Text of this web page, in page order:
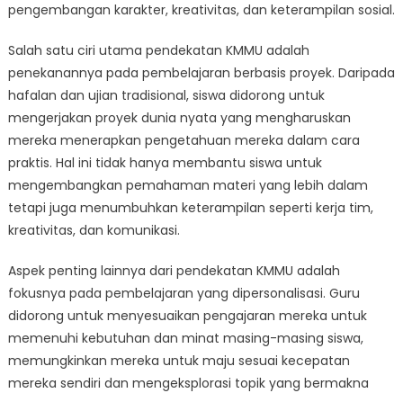
pengembangan karakter, kreativitas, dan keterampilan sosial.
Salah satu ciri utama pendekatan KMMU adalah
penekanannya pada pembelajaran berbasis proyek. Daripada
hafalan dan ujian tradisional, siswa didorong untuk
mengerjakan proyek dunia nyata yang mengharuskan
mereka menerapkan pengetahuan mereka dalam cara
praktis. Hal ini tidak hanya membantu siswa untuk
mengembangkan pemahaman materi yang lebih dalam
tetapi juga menumbuhkan keterampilan seperti kerja tim,
kreativitas, dan komunikasi.
Aspek penting lainnya dari pendekatan KMMU adalah
fokusnya pada pembelajaran yang dipersonalisasi. Guru
didorong untuk menyesuaikan pengajaran mereka untuk
memenuhi kebutuhan dan minat masing-masing siswa,
memungkinkan mereka untuk maju sesuai kecepatan
mereka sendiri dan mengeksplorasi topik yang bermakna